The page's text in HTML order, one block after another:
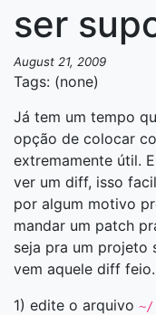
ser
August 21, 2009
Tags: (none)
Já tem um tempo
opção de colocar
extremamente útil.
ver um diff, isso
por algum motivo
mandar um patch
seja pra um projeto
vem aquele diff
1) edite o arquivo ~/